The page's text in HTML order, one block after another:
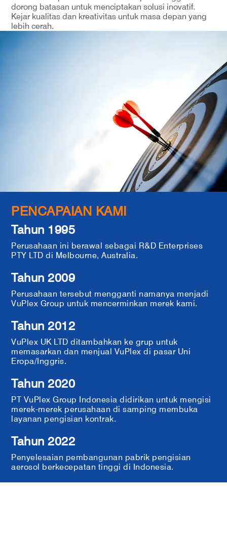
dorong batasan untuk menciptakan solusi inovatif.
Kejar kualitas dan kreativitas untuk masa depan yang
lebih cerah.
PENCAPAIAN KAMI
Tahun 1995
Perusahaan ini berawal sebagai R&D Enterprises
PTY LTD di Melbourne, Australia.
Tahun 2009
Perusahaan tersebut mengganti namanya menjadi
VuPlex Group untuk mencerminkan merek kami.
Tahun 2012
VuPlex UK LTD ditambahkan ke grup untuk
memasarkan dan menjual VuPlex di pasar Uni
Eropa/Inggris.
Tahun 2020
PT VuPlex Group Indonesia didirikan untuk mengisi
merek-merek perusahaan di samping membuka
layanan pengisian kontrak.
Tahun 2022
Penyelesaian pembangunan pabrik pengisian
aerosol berkecepatan tinggi di Indonesia.